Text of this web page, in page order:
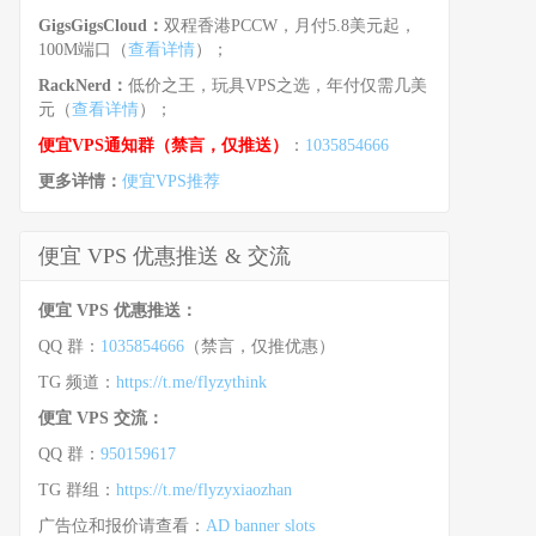
GigsGigsCloud： 双程香港PCCW，月付5.8美元起，
100M端口（查看详情）；
RackNerd： 低价之王，玩具VPS之选，年付仅需几美
元（查看详情）；
便宜VPS通知群（禁言，仅推送）
： 1035854666
更多详情： 便宜VPS推荐
便宜 VPS 优惠推送 & 交流
便宜 VPS 优惠推送：
QQ 群： 1035854666 （禁言，仅推优惠）
TG 频道： https://t.me/flyzythink
便宜 VPS 交流：
QQ 群： 950159617
TG 群组： https://t.me/flyzyxiaozhan
广告位和报价请查看： AD banner slots